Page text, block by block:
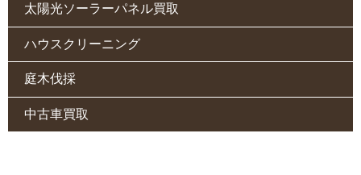
太陽光ソーラーパネル買取
ハウスクリーニング
庭木伐採
中古車買取